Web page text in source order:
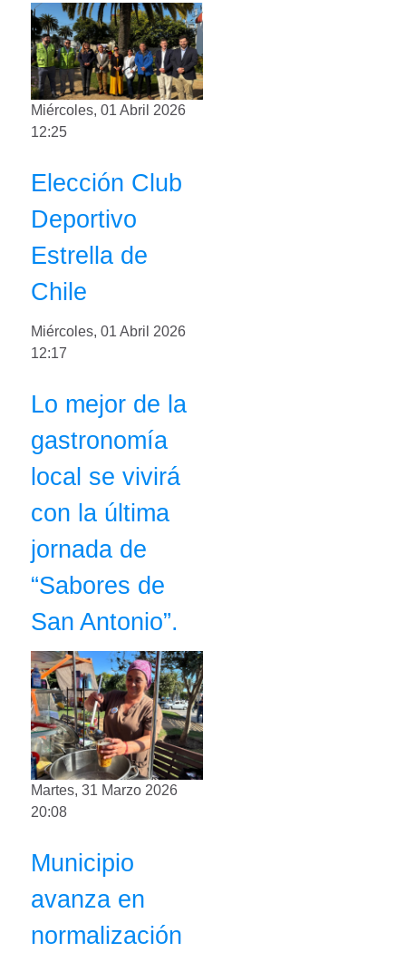
Miércoles, 01 Abril 2026
12:25
Elección Club
Deportivo
Estrella de
Chile
Miércoles, 01 Abril 2026
12:17
Lo mejor de la
gastronomía
local se vivirá
con la última
jornada de
“Sabores de
San Antonio”.
Martes, 31 Marzo 2026
20:08
Municipio
avanza en
normalización